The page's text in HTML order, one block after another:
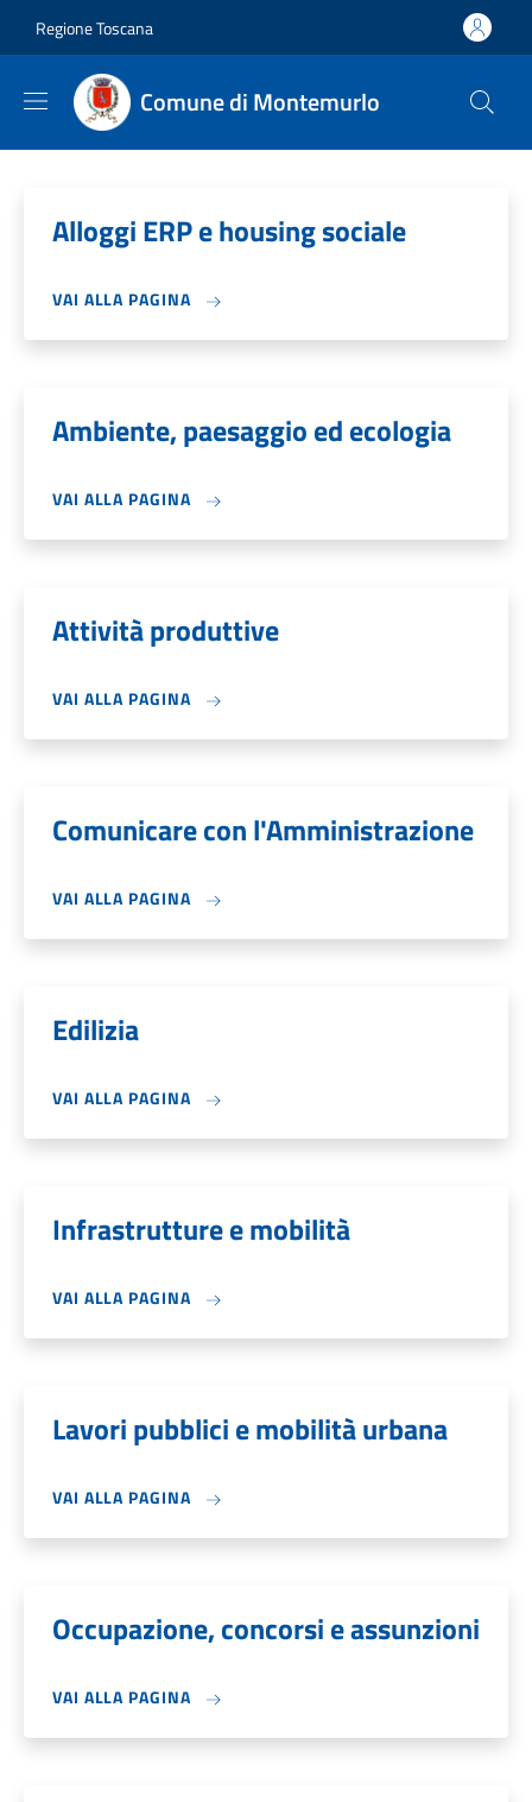
Regione Toscana
Comune di Montemurlo
Alloggi ERP e housing sociale
VAI ALLA PAGINA
Ambiente, paesaggio ed ecologia
VAI ALLA PAGINA
Attività produttive
VAI ALLA PAGINA
Comunicare con l'Amministrazione
VAI ALLA PAGINA
Edilizia
VAI ALLA PAGINA
Infrastrutture e mobilità
VAI ALLA PAGINA
Lavori pubblici e mobilità urbana
VAI ALLA PAGINA
Occupazione, concorsi e assunzioni
VAI ALLA PAGINA